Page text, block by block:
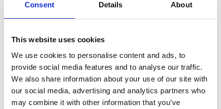
Consent Details About
This website uses cookies
We use cookies to personalise content and ads, to
provide social media features and to analyse our traffic.
We also share information about your use of our site with
our social media, advertising and analytics partners who
may combine it with other information that you’ve
Snart släpper vi årets artister för Aqua Blå 2023!